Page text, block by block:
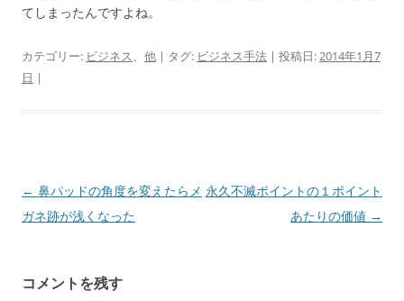
てしまったんですよね。
カテゴリー: ビジネス、 他 | タグ: ビジネス手法 | 投稿日:2014年1月7
日 |
投
稿
ゲ
← 鼻パッドの角度を変えたらメ
ガネ跡が浅くなった
永久不滅ポイントの１ポイント
あたりの価値 →
コメントを残す